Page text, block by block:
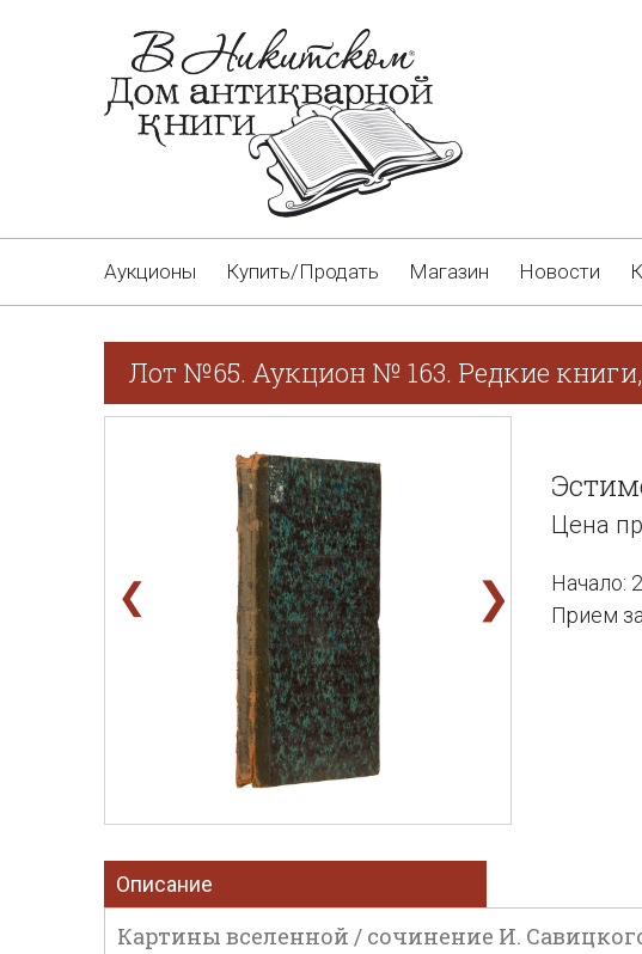
Аукционы Купить/Продать Магазин Новости
Лот №65. Аукцион № 163. Редкие
❮ ❯
Цена
Начало:
Прием
Описание
Картины вселенной / сочинение И.